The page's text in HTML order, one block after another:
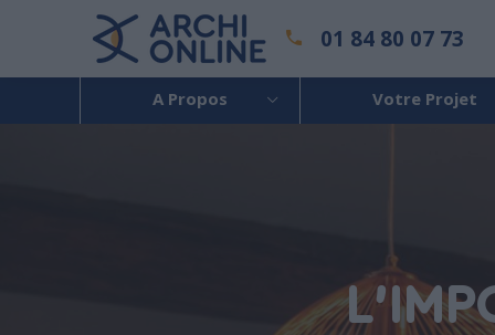
01 84 80 07 73
A Propos Votre Projet